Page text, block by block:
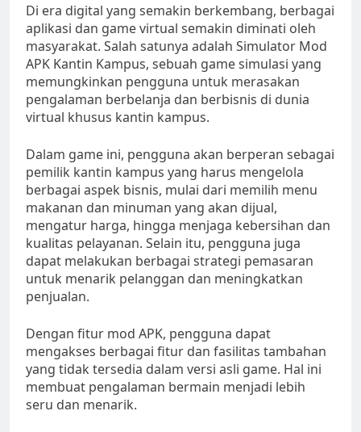
Di era digital yang semakin berkembang, berbagai
aplikasi dan game virtual semakin diminati oleh
masyarakat. Salah satunya adalah Simulator Mod
APK Kantin Kampus, sebuah game simulasi yang
memungkinkan pengguna untuk merasakan
pengalaman berbelanja dan berbisnis di dunia
virtual khusus kantin kampus.
Dalam game ini, pengguna akan berperan sebagai
pemilik kantin kampus yang harus mengelola
berbagai aspek bisnis, mulai dari memilih menu
makanan dan minuman yang akan dijual,
mengatur harga, hingga menjaga kebersihan dan
kualitas pelayanan. Selain itu, pengguna juga
dapat melakukan berbagai strategi pemasaran
untuk menarik pelanggan dan meningkatkan
penjualan.
Dengan fitur mod APK, pengguna dapat
mengakses berbagai fitur dan fasilitas tambahan
yang tidak tersedia dalam versi asli game. Hal ini
membuat pengalaman bermain menjadi lebih
seru dan menarik.